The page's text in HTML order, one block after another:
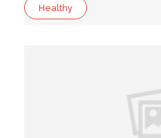
Healthy